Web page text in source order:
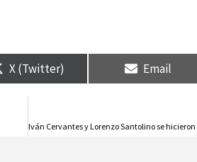
X (Twitter) Email